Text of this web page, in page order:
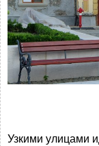
Узкими улицами